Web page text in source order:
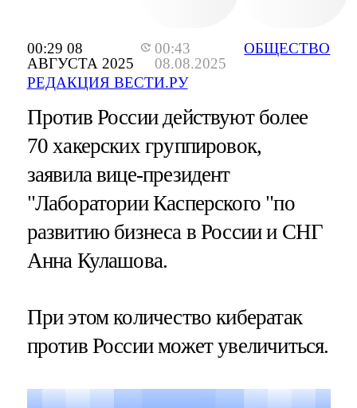
00:29 08
АВГУСТА 2025
00:43
08.08.2025
РЕДАКЦИЯ ВЕСТИ.РУ
ОБЩЕСТВО
Против России действуют более
70 хакерских группировок,
заявила вице-президент
"Лаборатории Касперского "по
развитию бизнеса в России и СНГ
Анна Кулашова.
При этом количество кибератак
против России может увеличиться.